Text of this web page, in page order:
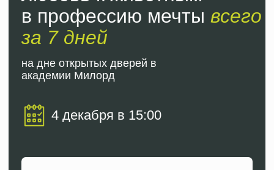
Контакты